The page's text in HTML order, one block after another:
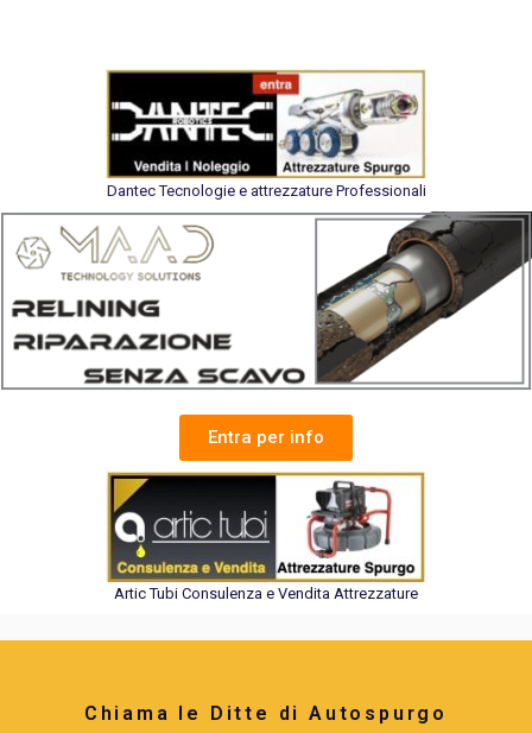
Dantec Tecnologie e attrezzature Professionali
Entra per info
Artic Tubi Consulenza e Vendita Attrezzature
Chiama le Ditte di Autospurgo